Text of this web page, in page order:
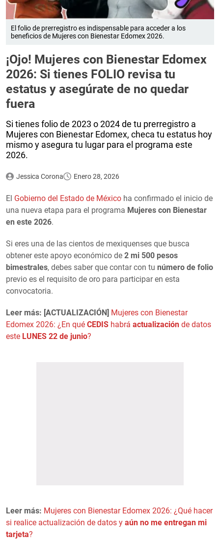
El folio de prerregistro es indispensable para acceder a los
beneficios de Mujeres con Bienestar Edomex 2026.
¡Ojo! Mujeres con Bienestar Edomex
2026: Si tienes FOLIO revisa tu
estatus y asegúrate de no quedar
fuera
Si tienes folio de 2023 o 2024 de tu prerregistro a
Mujeres con Bienestar Edomex, checa tu estatus hoy
mismo y asegura tu lugar para el programa este
2026.
Jessica Corona Enero 28, 2026
El Gobierno del Estado de México ha confirmado el inicio de
una nueva etapa para el programa Mujeres con Bienestar
en este 2026.
Si eres una de las cientos de mexiquenses que busca
obtener este apoyo económico de 2 mi 500 pesos
bimestrales, debes saber que contar con tu número de folio
previo es el requisito de oro para participar en esta
convocatoria.
Leer más: [ACTUALIZACIÓN] Mujeres con Bienestar
Edomex 2026: ¿En qué CEDIS habrá actualización de datos
este LUNES 22 de junio?
Leer más: Mujeres con Bienestar Edomex 2026: ¿Qué hacer
si realice actualización de datos y aún no me entregan mi
tarjeta?